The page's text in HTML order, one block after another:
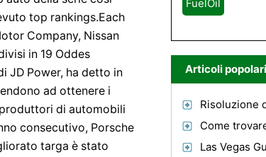
top rankings.Each
Company, Nissan
in 19 Oddes
JD Power, ha detto in
ad ottenere i
di automobili
consecutivo, Porsche
targa è stato
FuelOil
Articoli popolari
Las Vegas